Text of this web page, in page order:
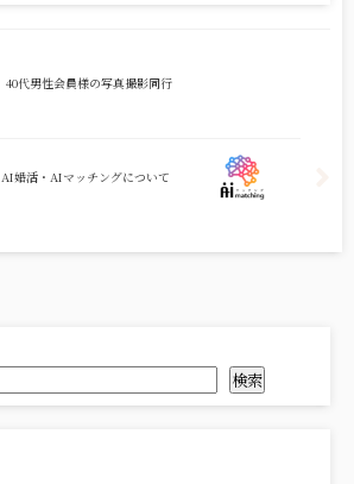
40代男性会員様の写真撮影同行
AI婚活・AIマッチングについて
検索